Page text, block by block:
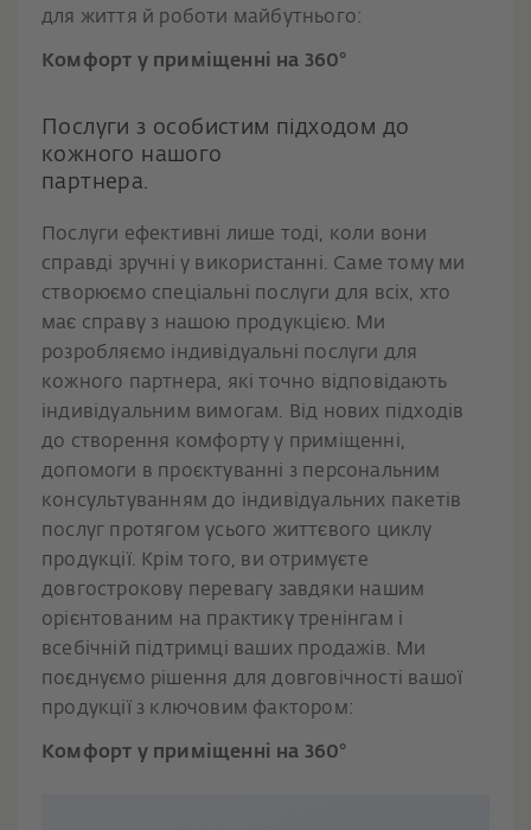
для життя й роботи майбутнього:
Комфорт у приміщенні на 360°
Послуги з особистим підходом до
кожного нашого
партнера.
Послуги ефективні лише тоді, коли вони
справді зручні у використанні. Саме тому ми
створюємо спеціальні послуги для всіх, хто
має справу з нашою продукцією. Ми
розробляємо індивідуальні послуги для
кожного партнера, які точно відповідають
індивідуальним вимогам. Від нових підходів
до створення комфорту у приміщенні,
допомоги в проєктуванні з персональним
консультуванням до індивідуальних пакетів
послуг протягом усього життєвого циклу
продукції. Крім того, ви отримуєте
довгострокову перевагу завдяки нашим
орієнтованим на практику тренінгам і
всебічній підтримці ваших продажів. Ми
поєднуємо рішення для довговічності вашої
продукції з ключовим фактором:
Комфорт у приміщенні на 360°